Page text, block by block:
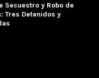
Secuestro y Robo de
Tres Detenidos y